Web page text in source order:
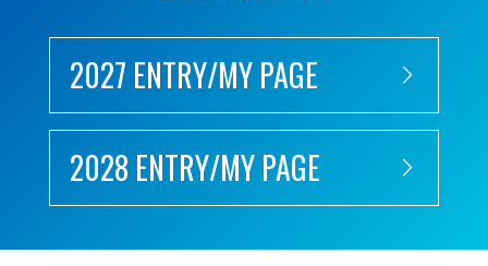
2027 ENTRY/MY PAGE
2028 ENTRY/MY PAGE